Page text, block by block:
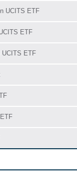
UCITS ETF
ETF
UCITS ETF